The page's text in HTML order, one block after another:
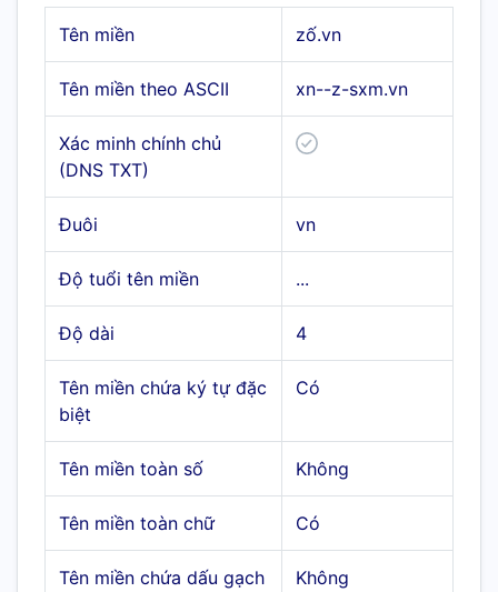
Tên miền zố.vn
Tên miền theo ASCII xn--z-sxm.vn
Xác minh chính chủ
(DNS TXT)
Đuôi vn
Độ tuổi tên miền ...
Độ dài 4
Tên miền chứa ký tự đặc
biệt
Có
Tên miền toàn số Không
Tên miền toàn chữ Có
Tên miền chứa dấu gạch
Không